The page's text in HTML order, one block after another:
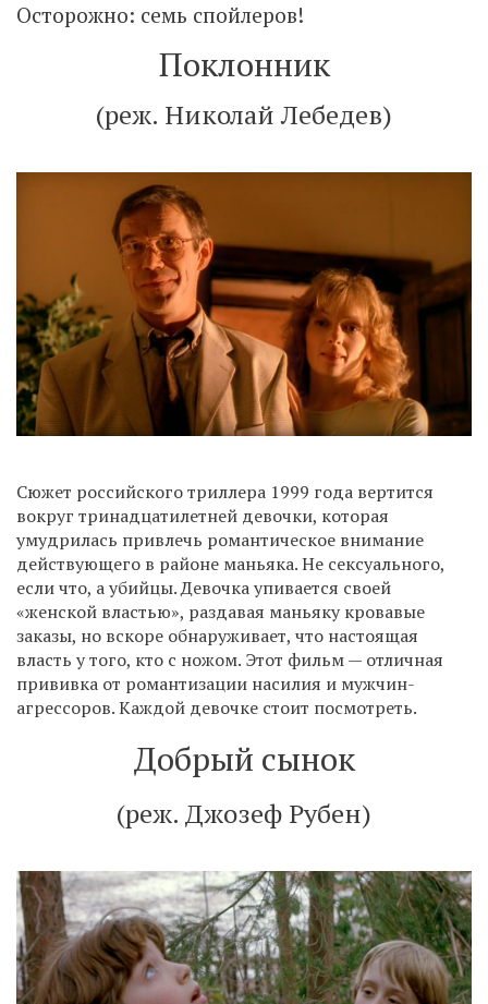
Осторожно: семь спойлеров!
Поклонник
(реж. Николай Лебедев)
Сюжет российского триллера 1999 года вертится
вокруг тринадцатилетней девочки, которая
умудрилась привлечь романтическое внимание
действующего в районе маньяка. Не сексуального,
если что, а убийцы. Девочка упивается своей
«женской властью», раздавая маньяку кровавые
заказы, но вскоре обнаруживает, что настоящая
власть у того, кто с ножом. Этот фильм — отличная
прививка от романтизации насилия и мужчин-
агрессоров. Каждой девочке стоит посмотреть.
Добрый сынок
(реж. Джозеф Рубен)